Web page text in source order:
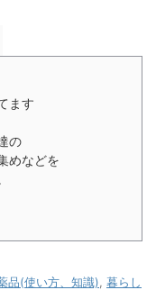
ます
の
めなどを
品(使い方、知識) 暮らし